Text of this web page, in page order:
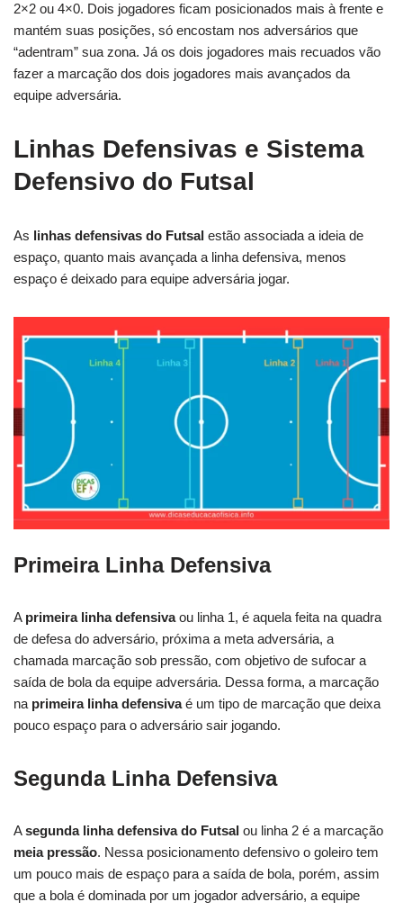
2×2 ou 4×0. Dois jogadores ficam posicionados mais à frente e
mantém suas posições, só encostam nos adversários que
“adentram” sua zona. Já os dois jogadores mais recuados vão
fazer a marcação dos dois jogadores mais avançados da
equipe adversária.
Linhas Defensivas e Sistema
Defensivo do Futsal
As linhas defensivas do Futsal estão associada a ideia de
espaço, quanto mais avançada a linha defensiva, menos
espaço é deixado para equipe adversária jogar.
Primeira Linha Defensiva
A primeira linha defensivaou linha 1, é aquela feita na quadra
de defesa do adversário, próxima a meta adversária, a
chamada marcação sob pressão, com objetivo de sufocar a
saída de bola da equipe adversária. Dessa forma, a marcação
na primeira linha defensivaé um tipo de marcação que deixa
pouco espaço para o adversário sair jogando.
Segunda Linha Defensiva
Asegunda linha defensivado Futsal ou linha 2 é a marcação
meia pressão. Nessa posicionamento defensivo o goleiro tem
um pouco mais de espaço para a saída de bola, porém, assim
que a bola é dominada por um jogador adversário, a equipe